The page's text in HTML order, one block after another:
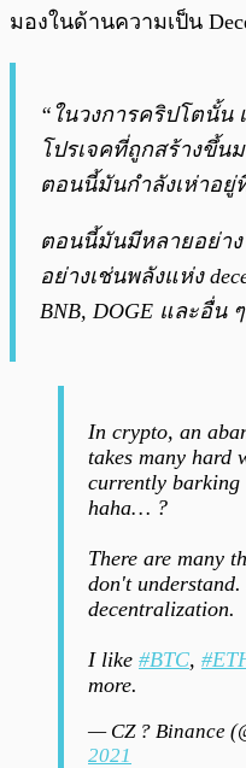
มองในด้านความเป็น
“ในวงการคริปโตนั้น
โปรเจคที่ถูกสร้างขึ้น
ตอนนี้มันกำลังเห่าอยู่
ตอนนี้มันมีหลายอย่า
อย่างเช่นพลังแห่ง
BNB, DOGE และอื่น
In crypto, an
takes many hard
currently barking
haha… ?
There are many
don't
decentralization.
I like #BTC,
more.
— CZ ? Binance
2021